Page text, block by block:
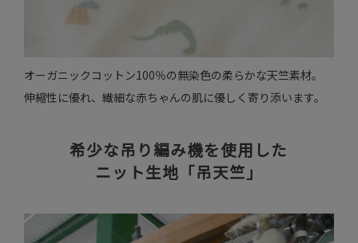
オーガニックコットン100％の無染色の柔らかな天竺素材。
伸縮性に優れ、繊細な赤ちゃんの肌に優しく寄り添います。
希少な吊り編み機を使用した
ニット生地「吊天竺」